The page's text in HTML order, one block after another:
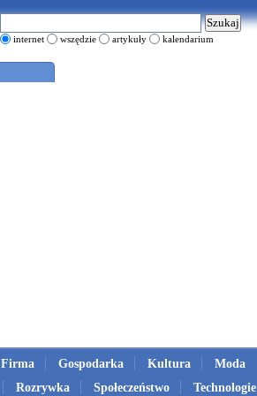
internet wszędzie artykuły kalendarium
Firma Gospodarka Kultura
Moda
Rozrywka Społeczeństwo Technologie